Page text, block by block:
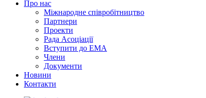
Про нас
Міжнародне співробітництво
Партнери
Проекти
Рада Асоціації
Вступити до ЕМА
Члени
Документи
Новини
Контакти